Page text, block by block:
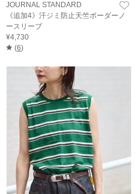
JOURNAL STANDARD
《追加4》汗ジミ防止天竺ボーダーノ
ースリーブ
¥4,730
(6)